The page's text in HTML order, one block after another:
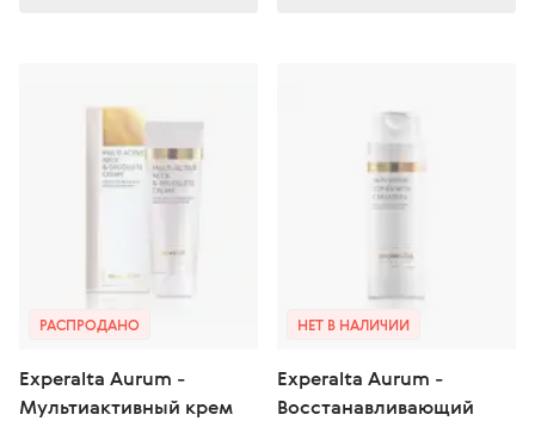
РАСПРОДАНО
Experalta Aurum -
Мультиактивный крем
НЕТ В НАЛИЧИИ
Experalta Aurum -
Восстанавливающий